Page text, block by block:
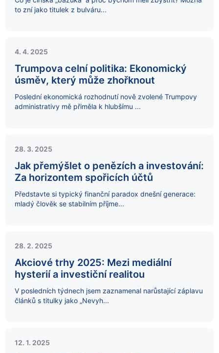
to zní jako titulek z bulváru...
4. 4. 2025
Trumpova celní politika: Ekonomický
úsměv, který může zhořknout
Poslední ekonomická rozhodnutí nově zvolené Trumpovy
administrativy mě přiměla k hlubšímu ...
28. 3. 2025
Jak přemýšlet o penězích a investování:
Za horizontem spořicích účtů
Představte si typický finanční paradox dnešní generace:
mladý člověk se stabilním příjme...
28. 2. 2025
Akciové trhy 2025: Mezi mediální
hysterií a investiční realitou
V posledních týdnech jsem zaznamenal narůstající záplavu
článků s titulky jako „Nevyh...
12. 1. 2025